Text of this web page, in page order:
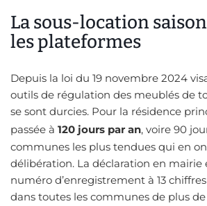
La sous-location
les plateformes
Depuis la loi du 19 novembre 2024
outils de régulation des meublés de
se sont durcies. Pour la résidence
passée à 120 jours par an, voire 90
communes les plus tendues qui en
délibération. La déclaration en mairie
numéro d’enregistrement à 13
dans toutes les communes de plus